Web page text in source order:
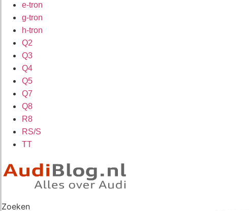
e-tron
g-tron
h-tron
Q2
Q3
Q4
Q5
Q7
Q8
R8
RS/S
TT
Zoeken